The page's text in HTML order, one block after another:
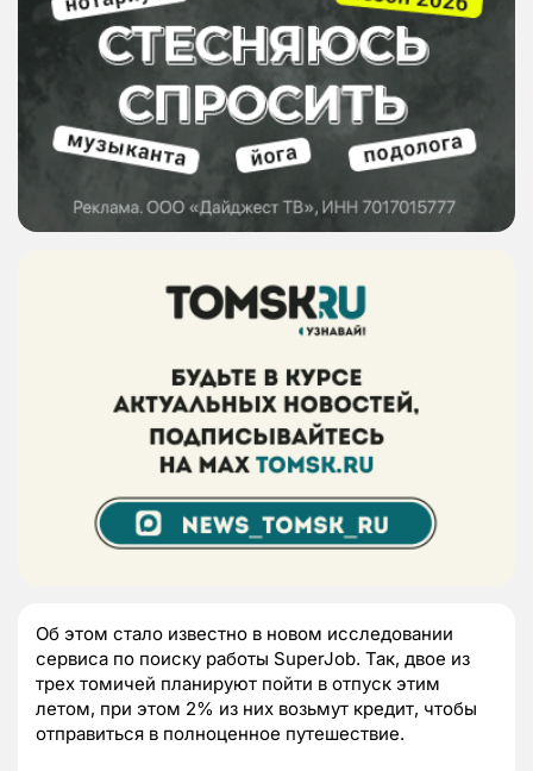
Об этом стало известно в новом исследовании
сервиса по поиску работы SuperJob. Так, двое из
трех томичей планируют пойти в отпуск этим
летом, при этом 2% из них возьмут кредит, чтобы
отправиться в полноценное путешествие.